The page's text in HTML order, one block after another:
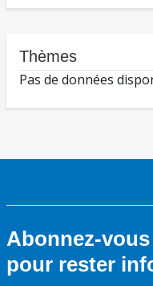
Thèmes
Pas de données
Abonnez-
pour rester